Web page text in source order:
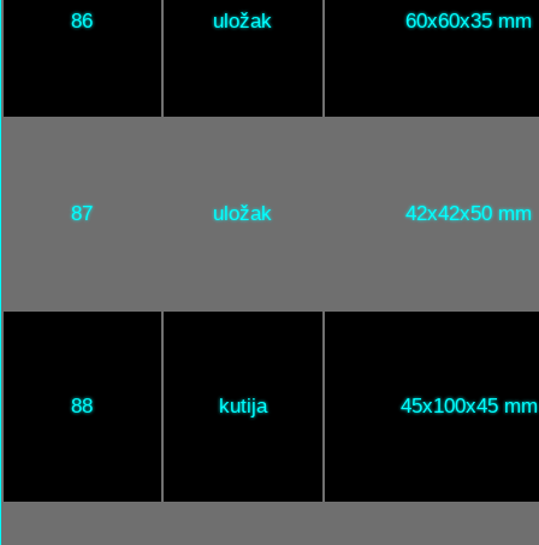
86 uložak 60x60x35 mm
87 uložak 42x42x50 mm
88 kutija 45x100x45 mm